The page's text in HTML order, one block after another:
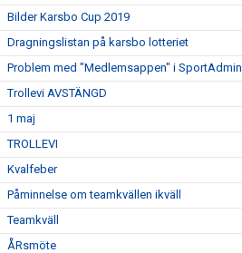
Bilder Karsbo Cup 2019
Dragningslistan på karsbo lotteriet
Problem med "Medlemsappen" i SportAdmin
Trollevi AVSTÄNGD
1 maj
TROLLEVI
Kvalfeber
Påminnelse om teamkvällen ikväll
Teamkväll
ÅRsmöte